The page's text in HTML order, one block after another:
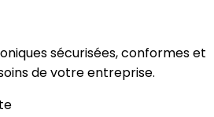
sécurisées, conformes et
de votre entreprise.